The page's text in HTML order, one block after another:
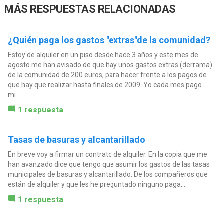
MÁS RESPUESTAS RELACIONADAS
¿Quién paga los gastos "extras"de la comunidad?
Estoy de alquiler en un piso desde hace 3 años y este mes de
agosto me han avisado de que hay unos gastos extras (derrama)
de la comunidad de 200 euros, para hacer frente a los pagos de
que hay que realizar hasta finales de 2009. Yo cada mes pago
mi...
1 respuesta
Tasas de basuras y alcantarillado
En breve voy a firmar un contrato de alquiler. En la copia que me
han avanzado dice que tengo que asumir los gastos de las tasas
municipales de basuras y alcantarillado. De los compañeros que
están de alquiler y que les he preguntado ninguno paga...
1 respuesta